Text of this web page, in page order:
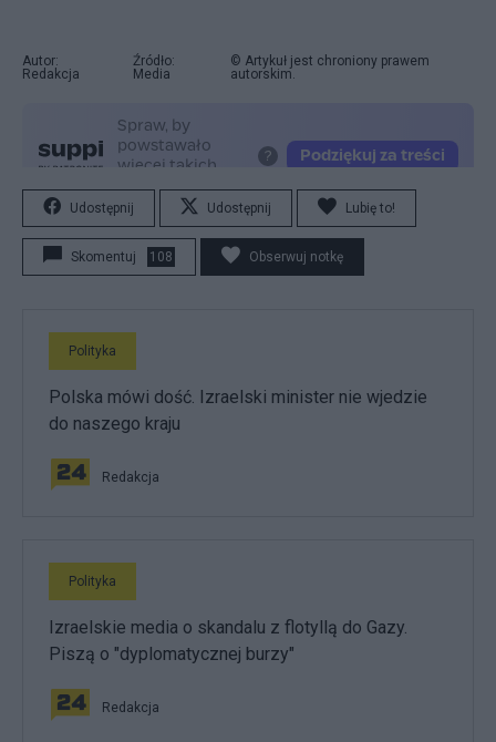
Autor:
Redakcja
Źródło:
Media
© Artykuł jest chroniony prawem
autorskim.
Udostępnij Udostępnij Lubię to!
Skomentuj 108 Obserwuj notkę
Polityka
Polska mówi dość. Izraelski minister nie wjedzie
do naszego kraju
Redakcja
Polityka
Izraelskie media o skandalu z flotyllą do Gazy.
Piszą o "dyplomatycznej burzy"
Redakcja